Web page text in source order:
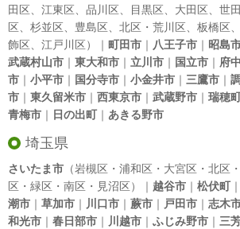
田区、 江東区、 品川区、 目黒区、 大田区、 世
区、 杉並区、 豊島区、 北区 ・ 荒川区、 板橋区、
飾区、 江戸川区）｜ 町田市 ｜ 八王子市 ｜ 昭島
武蔵村山市 ｜ 東大和市 ｜ 立川市 ｜ 国立市 ｜ 府
市 ｜ 小平市 ｜ 国分寺市 ｜ 小金井市 ｜ 三鷹市 ｜
市 ｜ 東久留米市 ｜ 西東京市 ｜ 武蔵野市 ｜ 瑞穂
青梅市 ｜ 日の出町｜ あきる野市
埼玉県
さいたま市 （岩槻区・浦和区・大宮区・北区
区・緑区・南区・見沼区）｜ 越谷市 ｜ 松伏町｜
潮市 ｜ 草加市 ｜ 川口市 ｜ 蕨市 ｜ 戸田市 ｜ 志木
和光市 ｜ 春日部市 ｜ 川越市 ｜ ふじみ野市 ｜ 三